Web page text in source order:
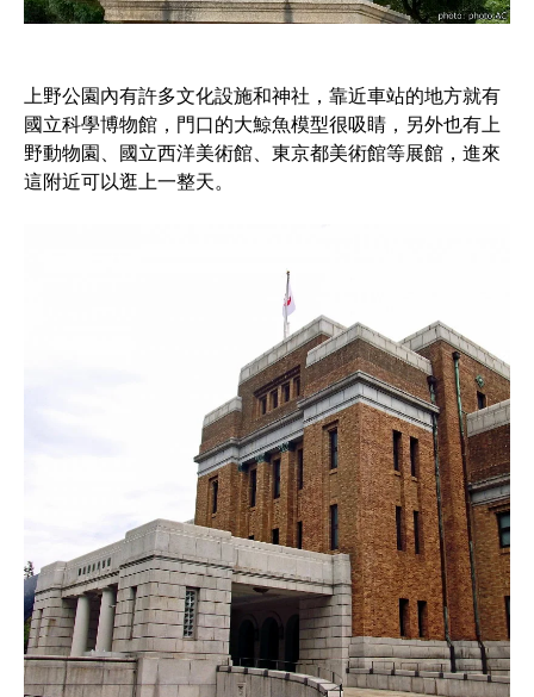
上野公園內有許多文化設施和神社，靠近車站的地方就有
國立科學博物館，門口的大鯨魚模型很吸睛，另外也有上
野動物園、國立西洋美術館、東京都美術館等展館，進來
這附近可以逛上一整天。